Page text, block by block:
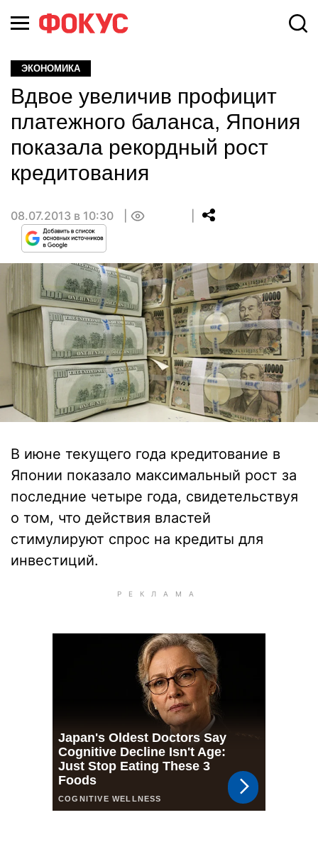
ЭКОНОМИКА
Вдвое увеличив профицит
платежного баланса, Япония
показала рекордный рост
кредитования
08.07.2013 в 10:30
В июне текущего года кредитование в
Японии показало максимальный рост за
последние четыре года, свидетельствуя
о том, что действия властей
стимулируют спрос на кредиты для
инвестиций.